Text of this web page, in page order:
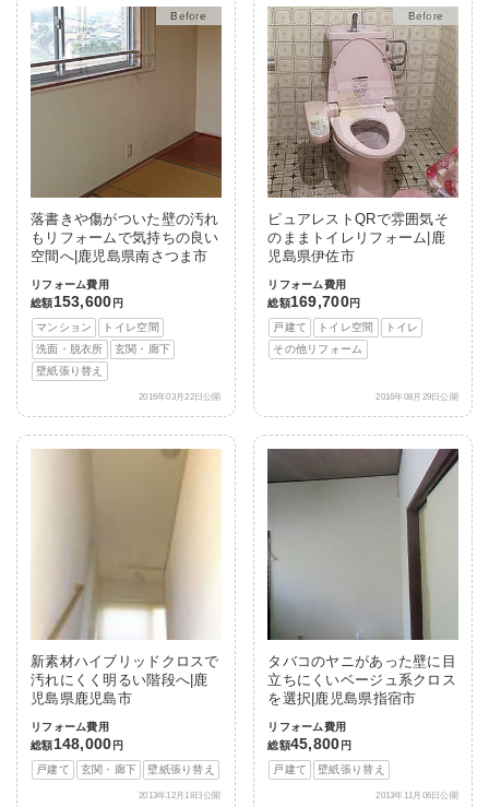
After
落書きや傷がついた壁の汚れ
もリフォームで気持ちの良い
空間へ|鹿児島県南さつま市
リフォーム費用
総額153,600 円
マンション
トイレ空間
洗面・脱衣所
玄関・廊下
壁紙張り替え
2016年03月22日公開
After
ピュアレストQRで雰囲気そ
のままトイレリフォーム|鹿
児島県伊佐市
リフォーム費用
総額169,700円
戸建て
トイレ空間
トイレ
その他リフォーム
2016年08月29日公開
新素材ハイブリッドクロスで
汚れにくく明るい階段へ|鹿
児島県鹿児島市
リフォーム費用
総額148,000 円
戸建て
玄関・廊下 壁紙張り替え
2013年12月18日公開
タバコのヤニがあった壁に目
立ちにくいベージュ系クロス
を選択|鹿児島県指宿市
リフォーム費用
総額45,800 円
戸建て
壁紙張り替え
2013年11月06日公開